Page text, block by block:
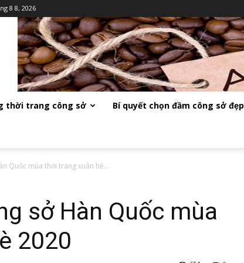
8 8, 2026
thời trang công sở Bí quyết chọn đầm công sở đẹp
Quốc mùa thời trang xuân hè...
sở Hàn Quốc mùa
2020